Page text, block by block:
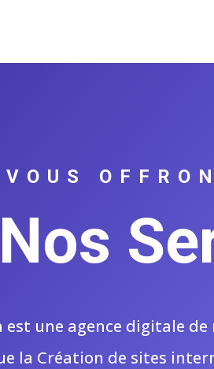
VOUS
Nos
est une agence digitale
la Création de sites